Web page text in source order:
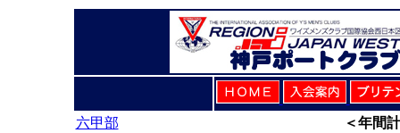
六甲部 ＜年間